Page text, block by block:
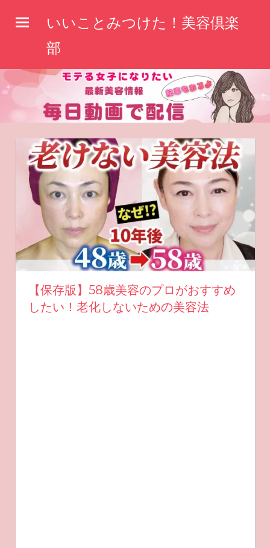
へ
いいことみつけた！美容倶楽
部
【保存版】58歳美容のプロがおすすめ
したい！老化しないための美容法